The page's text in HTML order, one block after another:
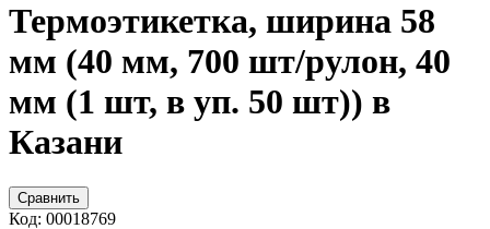
Термоэтикетка, ширина 58
мм (40 мм, 700 шт/рулон, 40
мм (1 шт, в уп. 50 шт)) в
Казани
Сравнить
Код: 00018769